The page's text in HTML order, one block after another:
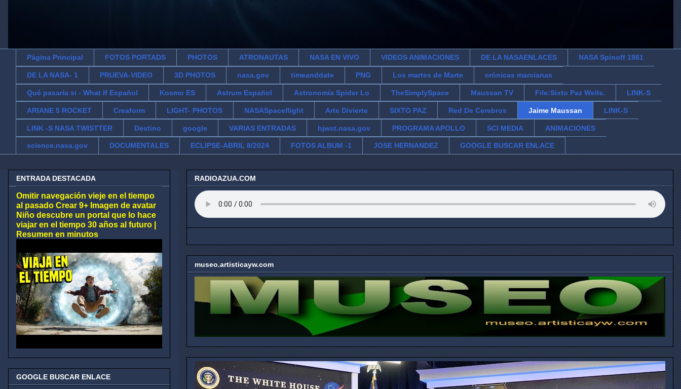
Página Principal FOTOS PORTADS PHOTOS ATRONAUTAS NASA EN VIVO VIDEOS ANIMACIONES DE LA NASAENLACES NASA Spinoff 1981
DE LA NASA- 1 PRUEVA-VIDEO 3D PHOTOS nasa.gov timeanddate PNG Los martes de Marte crónicas marcianas
Qué pasaría si - What If Español Kosmo ES Astrum Español Astronomía Spider Lo TheSimplySpace Maussan TV File:Sixto Paz Wells. LINK-S
ARIANE 5 ROCKET Creaform LIGHT- PHOTOS NASASpaceflight Arte Divierte SIXTO PAZ Red De Cerebros Jaime Maussan LINK-S
LINK -S NASA TWISTTER Destino google VARIAS ENTRADAS hjwst.nasa.gov PROGRAMA APOLLO SCI MEDIA ANIMACIONES
science.nasa.gov DOCUMENTALES ECLIPSE-ABRIL 8/2024 FOTOS ALBUM -1 JOSE HERNANDEZ GOOGLE BUSCAR ENLACE
RADIOAZUA.COM
museo.artisticayw.com
ENTRADA DESTACADA
Omitir navegación vieje en el tiempo
al pasado Crear 9+ Imagen de avatar
Niño descubre un portal que lo hace
viajar en el tiempo 30 años al futuro |
Resumen en minutos
GOOGLE BUSCAR ENLACE